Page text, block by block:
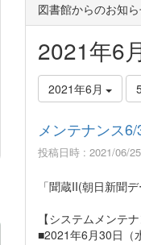
図書館からのお知
2021年6
2021年6月
メンテナンス
投稿日時 : 2021/06/25
「聞蔵II(朝日新聞
【システムメンテ
■2021年6月30日（